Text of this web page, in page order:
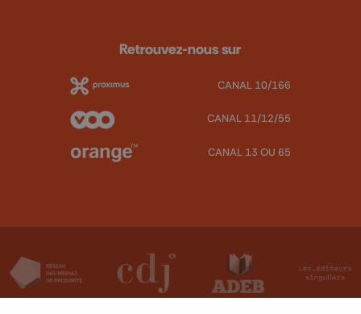
Retrouvez-nous sur
CANAL 10/166
CANAL 11/12/55
CANAL 13 OU 65